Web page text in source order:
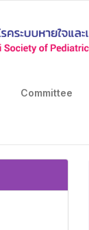
Committee